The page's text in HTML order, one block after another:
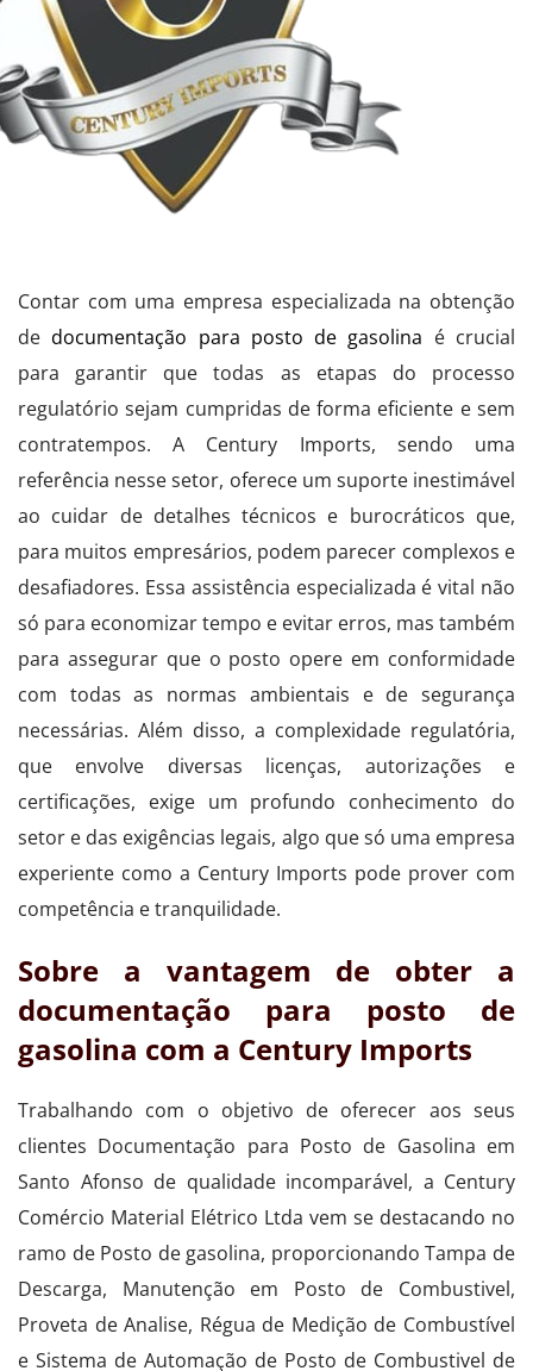
Contar com uma empresa especializada na obtenção
dedocumentação para posto de gasolina é crucial
para garantir que todas as etapas do processo
regulatório sejam cumpridas de forma eficiente e sem
contratempos. A Century Imports, sendo uma
referência nesse setor, oferece um suporte inestimável
ao cuidar de detalhes técnicos e burocráticos que,
para muitos empresários, podem parecer complexos e
desafiadores. Essa assistência especializada é vital não
só para economizar tempo e evitar erros, mas também
para assegurar que o posto opere em conformidade
com todas as normas ambientais e de segurança
necessárias. Além disso, a complexidade regulatória,
que envolve diversas licenças, autorizações e
certificações, exige um profundo conhecimento do
setor e das exigências legais, algo que só uma empresa
experiente como a Century Imports pode prover com
competência e tranquilidade.
Sobre a vantagem de obter a
documentação para posto de
gasolina com a Century Imports
Trabalhando com o objetivo de oferecer aos seus
clientes Documentação para Posto de Gasolina em
Santo Afonso de qualidade incomparável, a Century
Comércio Material Elétrico Ltda vem se destacando no
ramo de Posto de gasolina, proporcionando Tampa de
Descarga, Manutenção em Posto de Combustivel,
Proveta de Analise, Régua de Medição de Combustível
e Sistema de Automação de Posto de Combustivel de